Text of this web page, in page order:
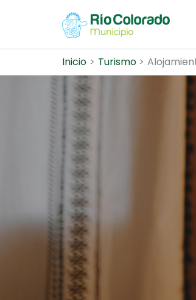
Inicio Turismo